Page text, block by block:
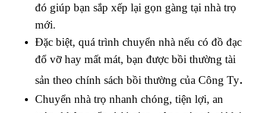
đó giúp bạn sắp xếp lại gọn gàng tại nhà trọ
mới.
Đặc biệt, quá trình chuyển nhà nếu có đồ đạc
đổ vỡ hay mất mát, bạn được bồi thường tài
sản theo chính sách bồi thường của Công Ty.
Chuyển nhà trọ nhanh chóng, tiện lợi, an